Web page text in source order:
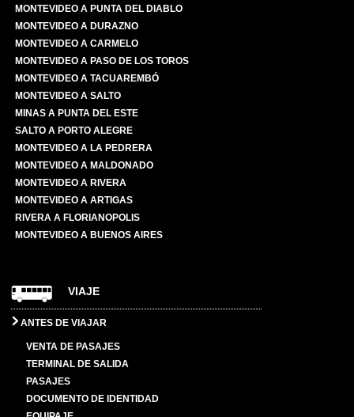
MONTEVIDEO A PUNTA DEL DIABLO
MONTEVIDEO A DURAZNO
MONTEVIDEO A CARMELO
MONTEVIDEO A PASO DE LOS TOROS
MONTEVIDEO A TACUAREMBÓ
MONTEVIDEO A SALTO
MINAS A PUNTA DEL ESTE
SALTO A PORTO ALEGRE
MONTEVIDEO A LA PEDRERA
MONTEVIDEO A MALDONADO
MONTEVIDEO A RIVERA
MONTEVIDEO A ARTIGAS
RIVERA A FLORIANOPOLIS
MONTEVIDEO A BUENOS AIRES
VIAJE
ANTES DE VIAJAR
VENTA DE PASAJES
TERMINAL DE SALIDA
PASAJES
DOCUMENTO DE IDENTIDAD